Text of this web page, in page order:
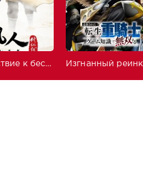
Путешествие к бессмертию